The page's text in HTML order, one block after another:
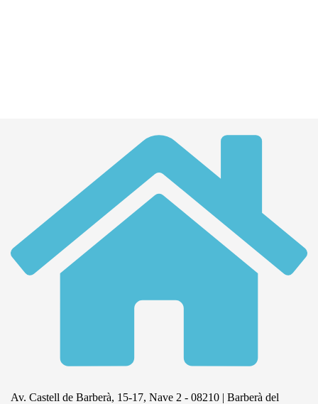
Av. Castell de Barberà, 15-17, Nave 2 - 08210 | Barberà del